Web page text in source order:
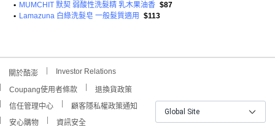
• MUMCHIT 默契 弱酸性洗髮精 乳木果油香 $87
• Lamazuna 白綠洗髮皂 一般髮質適用 $113
關於酷澎 Investor Relations
Coupang使用者條款
退換貨政策
信任管理中心
顧客隱私權政策通知
安心購物
資訊安全
Global Site